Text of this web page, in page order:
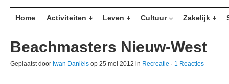
Home Activiteiten Leven Cultuur Zakelijk
Beachmasters Nieuw-West
Geplaatst door Iwan Daniëls op 25 mei 2012 in Recreatie · 1 Reacties